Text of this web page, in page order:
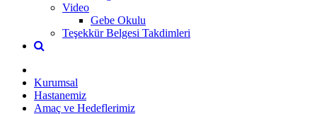
Video
Gebe Okulu
Teşekkür Belgesi Takdimleri
Kurumsal
Hastanemiz
Amaç ve Hedeflerimiz